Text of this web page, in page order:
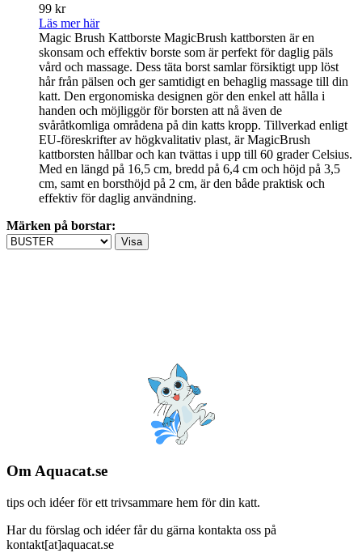
99 kr
Läs mer här
Magic Brush Kattborste MagicBrush kattborsten är en
skonsam och effektiv borste som är perfekt för daglig päls
vård och massage. Dess täta borst samlar försiktigt upp löst
hår från pälsen och ger samtidigt en behaglig massage till din
katt. Den ergonomiska designen gör den enkel att hålla i
handen och möjliggör för borsten att nå även de
svåråtkomliga områdena på din katts kropp. Tillverkad enligt
EU-föreskrifter av högkvalitativ plast, är MagicBrush
kattborsten hållbar och kan tvättas i upp till 60 grader Celsius.
Med en längd på 16,5 cm, bredd på 6,4 cm och höjd på 3,5
cm, samt en borsthöjd på 2 cm, är den både praktisk och
effektiv för daglig användning.
Märken på borstar:
Om Aquacat.se
tips och idéer för ett trivsammare hem för din katt.
Har du förslag och idéer får du gärna kontakta oss på
kontakt[at]aquacat.se